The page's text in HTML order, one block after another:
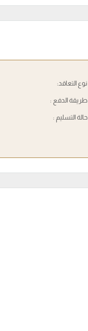
نوع التعاقد:
طريقة الدفع :
حالة التسليم :